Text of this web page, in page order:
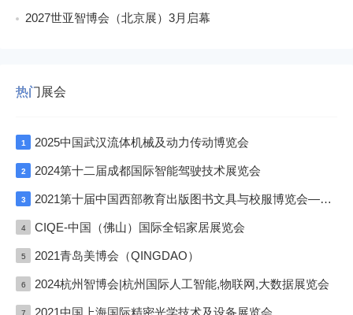
2027世亚智博会（北京展）3月启幕
热门展会
1 2025中国武汉流体机械及动力传动博览会
2 2024第十二届成都国际智能驾驶技术展览会
3 2021第十届中国西部教育出版图书文具与校服博览会—成渝双城展
4 CIQE-中国（佛山）国际全铝家居展览会
5 2021青岛美博会（QINGDAO）
6 2024杭州智博会|杭州国际人工智能,物联网,大数据展览会
7 2021中国上海国际精密光学技术及设备展览会